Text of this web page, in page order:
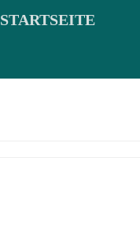
STARTSEITE